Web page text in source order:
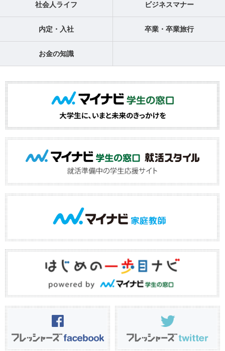
社会人ライフ ビジネスマナー
内定・入社 卒業・卒業旅行
お金の知識